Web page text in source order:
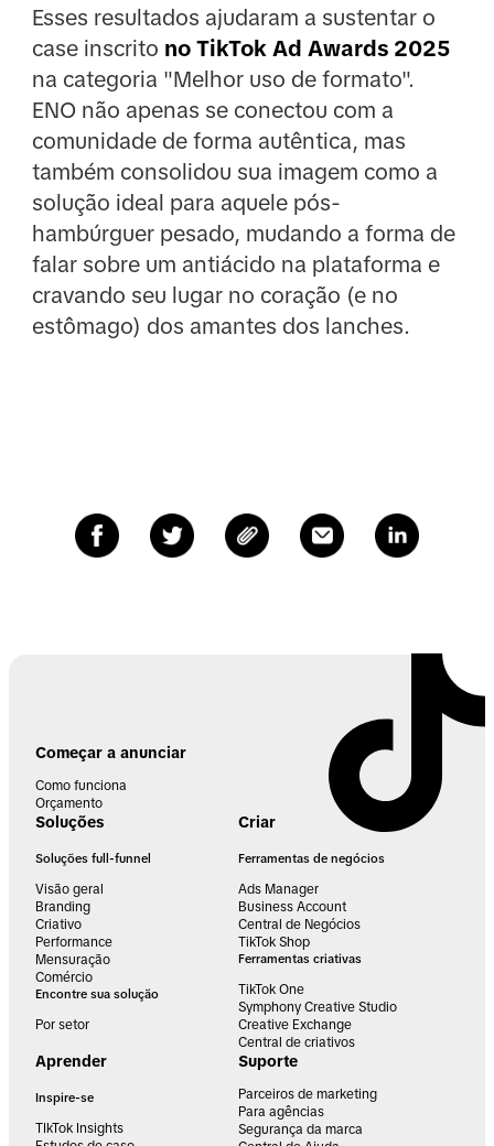
Esses resultados ajudaram a sustentar o
case inscrito no TikTok Ad Awards 2025
na categoria "Melhor uso de formato".
ENO não apenas se conectou com a
comunidade de forma autêntica, mas
também consolidou sua imagem como a
solução ideal para aquele pós-
hambúrguer pesado, mudando a forma de
falar sobre um antiácido na plataforma e
cravando seu lugar no coração (e no
estômago) dos amantes dos lanches.
Começar a anunciar
Como funciona
Orçamento
Soluções
Soluções full-funnel
Visão geral
Branding
Criativo
Performance
Mensuração
Comércio
Encontre sua solução
Por setor
Criar
Ferramentas de negócios
Ads Manager
Business Account
Central de Negócios
TikTok Shop
Ferramentas criativas
TikTok One
Symphony Creative Studio
Creative Exchange
Central de criativos
Aprender
Inspire-se
TIkTok Insights
Suporte
Parceiros de marketing
Para agências
Segurança da marca